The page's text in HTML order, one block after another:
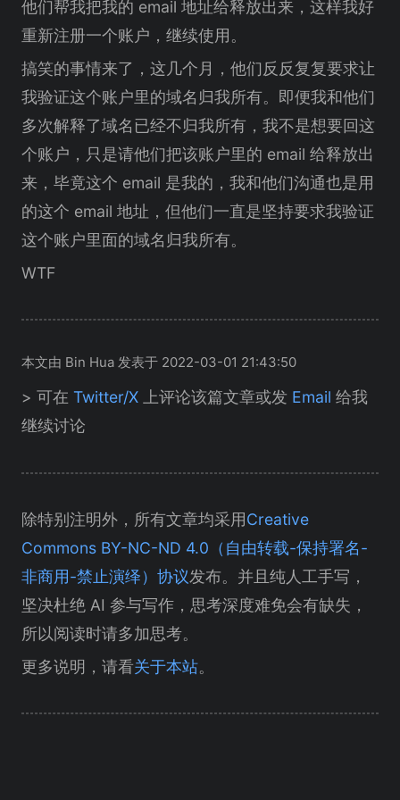
他们帮我把我的 email 地址给释放出来，这样我好
重新注册一个账户，继续使用。
搞笑的事情来了，这几个月，他们反反复复要求让
我验证这个账户里的域名归我所有。即便我和他们
多次解释了域名已经不归我所有，我不是想要回这
个账户，只是请他们把该账户里的 email 给释放出
来，毕竟这个 email 是我的，我和他们沟通也是用
的这个 email 地址，但他们一直是坚持要求我验证
这个账户里面的域名归我所有。
WTF
本文由 Bin Hua 发表于 2022-03-01 21:43:50
> 可在 Twitter/X 上评论该篇文章或发 Email 给我
继续讨论
除特别注明外，所有文章均采用Creative
Commons BY-NC-ND 4.0（自由转载-保持署名-
非商用-禁止演绎）协议发布。并且纯人工手写，
坚决杜绝 AI 参与写作，思考深度难免会有缺失，
所以阅读时请多加思考。
更多说明，请看关于本站。